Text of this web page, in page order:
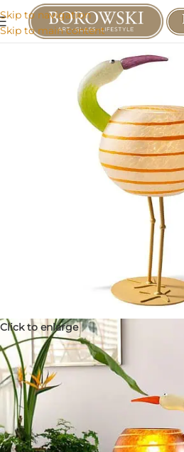
Skip to navigation
Skip to main content
Click to enlarge
IBIS LAMP